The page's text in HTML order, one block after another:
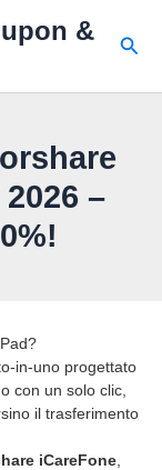
&
–
in-uno progettato
con un solo clic,
il trasferimento
iCareFone